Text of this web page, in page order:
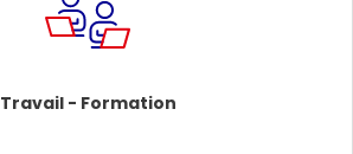
Travail - Formation